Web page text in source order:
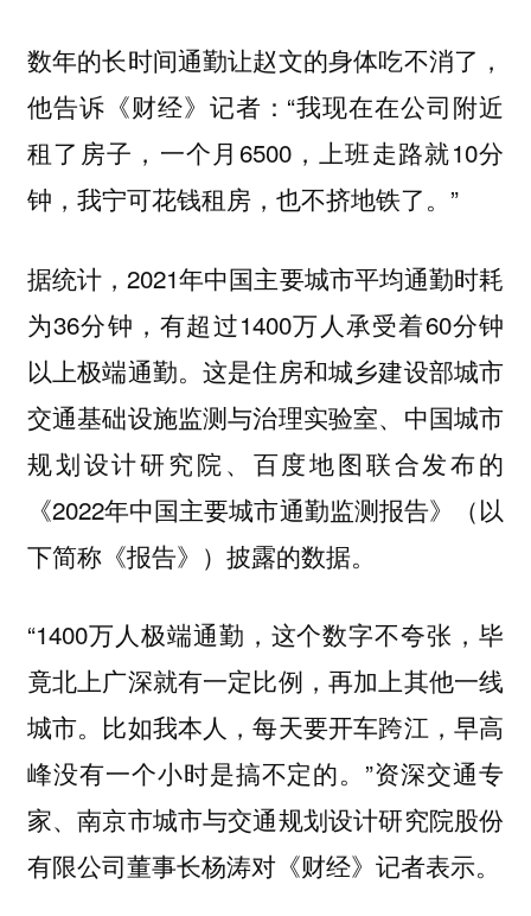
数年的长时间通勤让赵文的身体吃不消了，
他告诉《财经》记者：“我现在在公司附近
租了房子，一个月6500，上班走路就10分
钟，我宁可花钱租房，也不挤地铁了。”
据统计，2021年中国主要城市平均通勤时耗
为36分钟，有超过1400万人承受着60分钟
以上极端通勤。这是住房和城乡建设部城市
交通基础设施监测与治理实验室、中国城市
规划设计研究院、百度地图联合发布的
《2022年中国主要城市通勤监测报告》（以
下简称《报告》）披露的数据。
“1400万人极端通勤，这个数字不夸张，毕
竟北上广深就有一定比例，再加上其他一线
城市。比如我本人，每天要开车跨江，早高
峰没有一个小时是搞不定的。”资深交通专
家、南京市城市与交通规划设计研究院股份
有限公司董事长杨涛对《财经》记者表示。